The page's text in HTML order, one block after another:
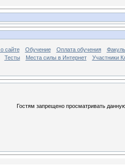
сайте Обучение Оплата обучения
Тесты Места силы в Интернет Участники
Гостям запрещено просматривать